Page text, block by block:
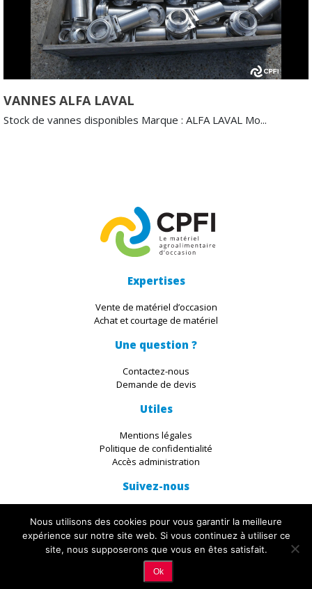
VANNES ALFA LAVAL
Stock de vannes disponibles Marque : ALFA LAVAL Mo...
Expertises
Vente de matériel d’occasion
Achat et courtage de matériel
Une question ?
Contactez-nous
Demande de devis
Utiles
Mentions légales
Politique de confidentialité
Accès administration
Suivez-nous
© 2019 IKADIA. All Rights Reserved. Découvrez les servives du
Nous utilisons des cookies pour vous garantir la meilleure
expérience sur notre site web. Si vous continuez à utiliser ce
site, nous supposerons que vous en êtes satisfait.
Ok